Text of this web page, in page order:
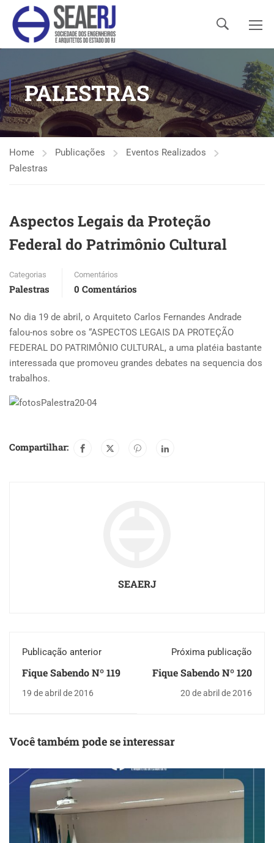
PALESTRAS
Home Publicações
Eventos Realizados
Palestras
Aspectos Legais da Proteção
Federal do Patrimônio Cultural
Categorias
Palestras
Comentários
0 Comentários
No dia 19 de abril, o Arquiteto Carlos Fernandes Andrade
falou-nos sobre os “ASPECTOS LEGAIS DA PROTEÇÃO
FEDERAL DO PATRIMÔNIO CULTURAL, a uma platéia bastante
interessada que promoveu grandes debates na sequencia dos
trabalhos.
Compartilhar:
SEAERJ
Publicação anterior
Fique Sabendo Nº 119
19 de abril de 2016
Próxima publicação
Fique Sabendo Nº 120
20 de abril de 2016
Você também pode se interessar